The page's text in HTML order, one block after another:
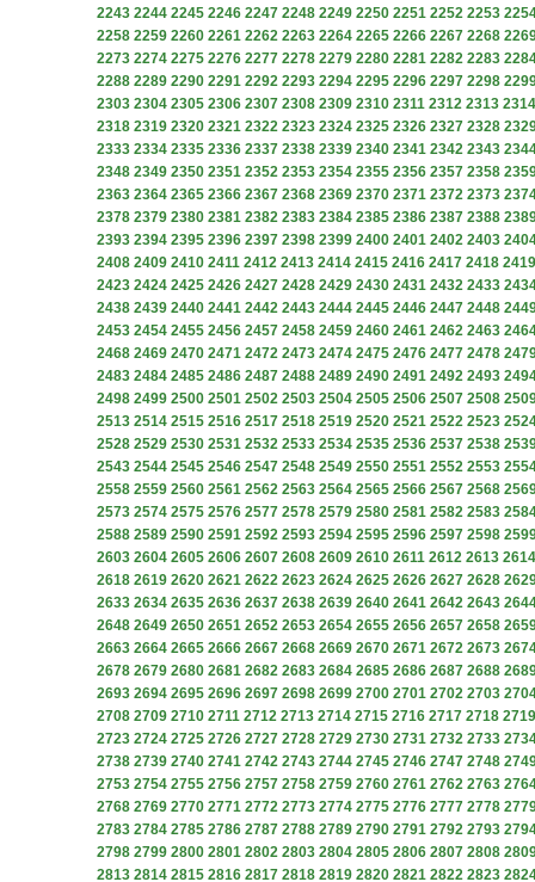
2243 2244 2245 2246 2247 2248 2249 2250 2251 2252 2253
2258 2259 2260 2261 2262 2263 2264 2265 2266 2267 2268
2273 2274 2275 2276 2277 2278 2279 2280 2281 2282 2283
2288 2289 2290 2291 2292 2293 2294 2295 2296 2297 2298
2303 2304 2305 2306 2307 2308 2309 2310 2311 2312 2313 2314
2318 2319 2320 2321 2322 2323 2324 2325 2326 2327 2328
2333 2334 2335 2336 2337 2338 2339 2340 2341 2342 2343
2348 2349 2350 2351 2352 2353 2354 2355 2356 2357 2358
2363 2364 2365 2366 2367 2368 2369 2370 2371 2372 2373
2378 2379 2380 2381 2382 2383 2384 2385 2386 2387 2388
2393 2394 2395 2396 2397 2398 2399 2400 2401 2402 2403
2408 2409 2410 2411 2412 2413 2414 2415 2416 2417 2418 2419
2423 2424 2425 2426 2427 2428 2429 2430 2431 2432 2433
2438 2439 2440 2441 2442 2443 2444 2445 2446 2447 2448
2453 2454 2455 2456 2457 2458 2459 2460 2461 2462 2463
2468 2469 2470 2471 2472 2473 2474 2475 2476 2477 2478
2483 2484 2485 2486 2487 2488 2489 2490 2491 2492 2493
2498 2499 2500 2501 2502 2503 2504 2505 2506 2507 2508
2513 2514 2515 2516 2517 2518 2519 2520 2521 2522 2523
2528 2529 2530 2531 2532 2533 2534 2535 2536 2537 2538
2543 2544 2545 2546 2547 2548 2549 2550 2551 2552 2553
2558 2559 2560 2561 2562 2563 2564 2565 2566 2567 2568
2573 2574 2575 2576 2577 2578 2579 2580 2581 2582 2583
2588 2589 2590 2591 2592 2593 2594 2595 2596 2597 2598
2603 2604 2605 2606 2607 2608 2609 2610 2611 2612 2613 2614
2618 2619 2620 2621 2622 2623 2624 2625 2626 2627 2628
2633 2634 2635 2636 2637 2638 2639 2640 2641 2642 2643
2648 2649 2650 2651 2652 2653 2654 2655 2656 2657 2658
2663 2664 2665 2666 2667 2668 2669 2670 2671 2672 2673
2678 2679 2680 2681 2682 2683 2684 2685 2686 2687 2688
2693 2694 2695 2696 2697 2698 2699 2700 2701 2702 2703
2708 2709 2710 2711 2712 2713 2714 2715 2716 2717 2718 2719
2723 2724 2725 2726 2727 2728 2729 2730 2731 2732 2733
2738 2739 2740 2741 2742 2743 2744 2745 2746 2747 2748
2753 2754 2755 2756 2757 2758 2759 2760 2761 2762 2763
2768 2769 2770 2771 2772 2773 2774 2775 2776 2777 2778
2783 2784 2785 2786 2787 2788 2789 2790 2791 2792 2793
2798 2799 2800 2801 2802 2803 2804 2805 2806 2807 2808
2813 2814 2815 2816 2817 2818 2819 2820 2821 2822 2823